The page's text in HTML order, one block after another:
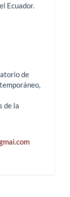
Ecuador.
de
de la